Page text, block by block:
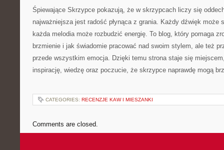
Śpiewające Skrzypce pokazują, że w skrzypcach liczy się
najważniejsza jest radość płynąca z grania. Każdy dźwięk może
każda melodia może rozbudzić energię. To blog, który pomaga
brzmienie i jak świadomie pracować nad swoim stylem, ale też
przede wszystkim emocja. Dzięki temu strona staje się
inspirację, wiedzę oraz poczucie, że skrzypce naprawdę mogą
CATEGORIES: RECENZJE KAW I MIESZANKI
Comments are closed.